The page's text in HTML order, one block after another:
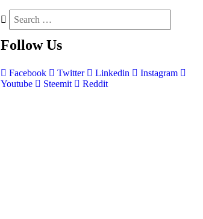
Follow Us
Facebook Twitter Linkedin
Instagram
Youtube
Steemit Reddit